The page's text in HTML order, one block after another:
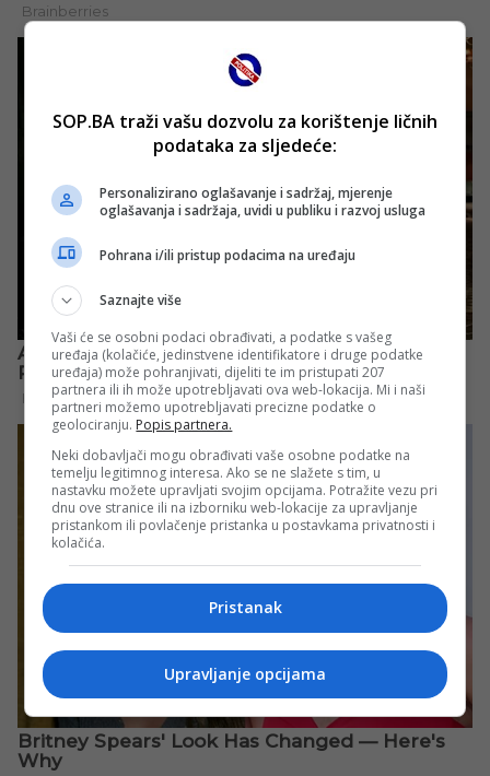
SOP.BA traži vašu dozvolu za korištenje ličnih
podataka za sljedeće:
Personalizirano oglašavanje i sadržaj, mjerenje
oglašavanja i sadržaja, uvidi u publiku i razvoj usluga
Pohrana i/ili pristup podacima na uređaju
Saznajte više
Vaši će se osobni podaci obrađivati, a podatke s vašeg
uređaja (kolačiće, jedinstvene identifikatore i druge podatke
uređaja) može pohranjivati, dijeliti te im pristupati 207
partnera ili ih može upotrebljavati ova web-lokacija. Mi i naši
partneri možemo upotrebljavati precizne podatke o
geolociranju. Popis partnera.
Neki dobavljači mogu obrađivati vaše osobne podatke na
temelju legitimnog interesa. Ako se ne slažete s tim, u
nastavku možete upravljati svojim opcijama. Potražite vezu pri
dnu ove stranice ili na izborniku web-lokacije za upravljanje
pristankom ili povlačenje pristanka u postavkama privatnosti i
kolačića.
Pristanak
Upravljanje opcijama